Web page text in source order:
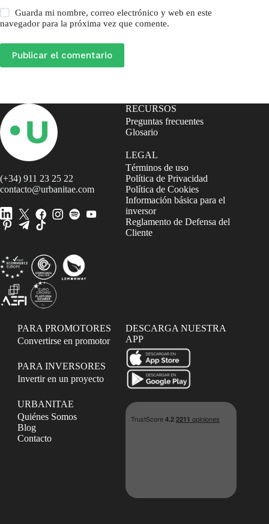
Guarda mi nombre, correo electrónico y web en este
navegador para la próxima vez que comente.
Publicar el comentario
(+34) 911 23 25 22
contacto@urbanitae.com
RECURSOS
Preguntas frecuentes
Glosario
LEGAL
Términos de uso
Política de Privacidad
Política de Cookies
Información básica para el
inversor
Reglamento de Defensa del
Cliente
PARA PROMOTORES
Convertirse en promotor
PARA INVERSORES
Invertir en un proyecto
URBANITAE
Quiénes Somos
Blog
Contacto
DESCARGA NUESTRA
APP